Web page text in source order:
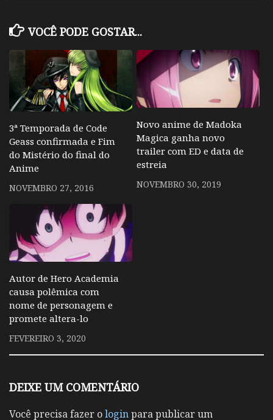
VOCÊ PODE GOSTAR...
3ª Temporada de Code
Geass confirmada e Fim
do Mistério do final do
Anime
NOVEMBRO 27, 2016
Novo anime de Madoka
Magica ganha novo
trailer com ED e data de
estreia
NOVEMBRO 30, 2019
Autor de Hero Academia
causa polêmica com
nome de personagem e
promete altera-lo
FEVEREIRO 3, 2020
DEIXE UM COMENTÁRIO
Você precisa fazer ologinpara publicar um